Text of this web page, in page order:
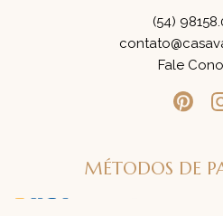
(54)
Fale
MÉTODOS DE